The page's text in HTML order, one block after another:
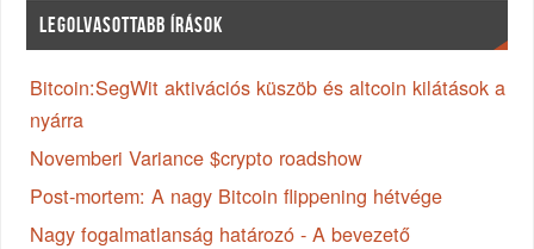
LEGOLVASOTTABB ÍRÁSOK
Bitcoin:SegWit aktivációs küszöb és altcoin kilátások a
nyárra
Novemberi Variance $crypto roadshow
Post-mortem: A nagy Bitcoin flippening hétvége
Nagy fogalmatlanság határozó - A bevezető